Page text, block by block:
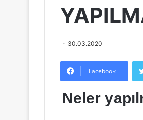
30.03.2020
Facebook
Neler